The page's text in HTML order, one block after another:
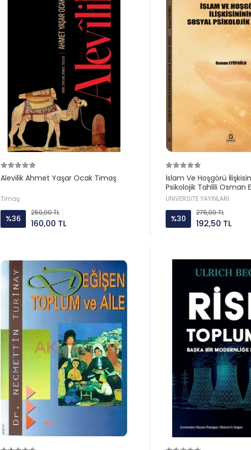
Alevilik Ahmet Yaşar Ocak Timaş
Timaş
%36
250,00 TL
160,00 TL
İslam Ve Hoşgörü
Psikolojik Tahlili Osman
Üniversite
ÜNİVERSİTE YAYINLARI
%30
275,00 TL
192,50 TL